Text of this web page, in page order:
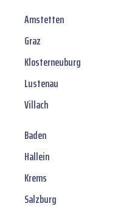
Amstetten
Graz
Klosterneuburg
Lustenau
Villach
Baden
Hallein
Krems
Salzburg